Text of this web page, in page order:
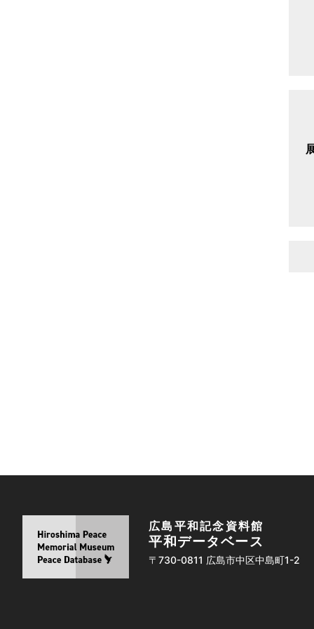
広島平和記念資料館
平和データベース
〒730-0811 広島市中区中島町1-2